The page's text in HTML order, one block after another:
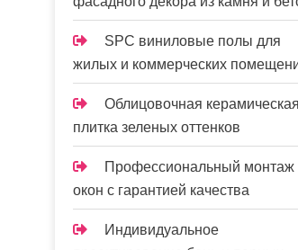
SPC виниловые полы для
жилых и коммерческих
Облицовочная керамическая
плитка зеленых оттенков
Профессиональный монтаж
окон с гарантией качества
Индивидуальное